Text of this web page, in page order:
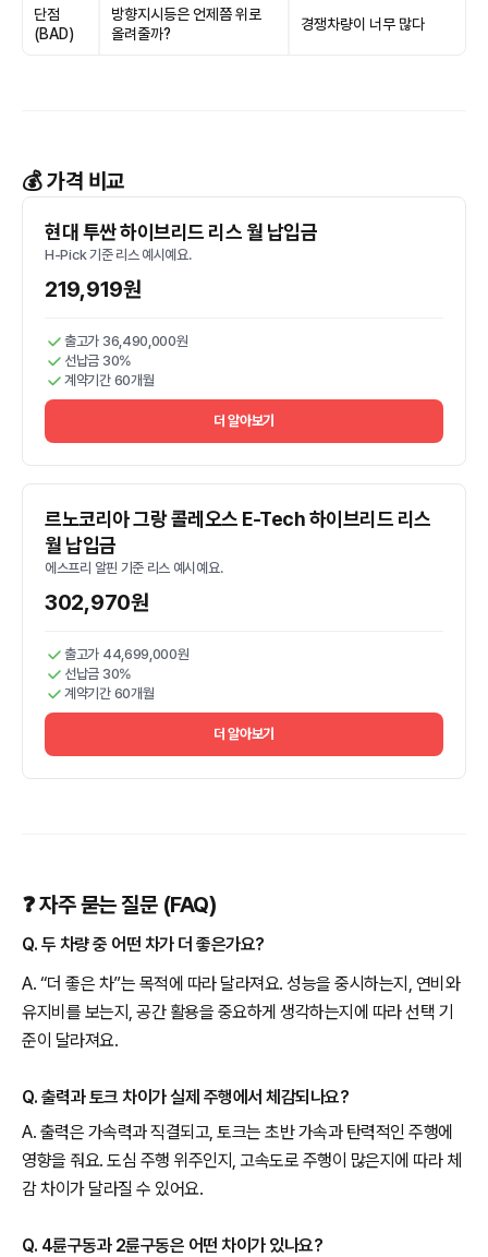
단점
(BAD)
방향지시등은 언제쯤 위로
올려줄까?
경쟁차량이 너무 많다
💰 가격 비교
현대 투싼 하이브리드 리스 월 납입금
H-Pick 기준 리스 예시예요.
219,919원
출고가 36,490,000원
선납금 30%
계약기간 60개월
더 알아보기
르노코리아 그랑 콜레오스 E-Tech 하이브리드 리스
월 납입금
에스프리 알핀 기준 리스 예시예요.
302,970원
출고가 44,699,000원
선납금 30%
계약기간 60개월
더 알아보기
❓ 자주 묻는 질문 (FAQ)
Q. 두 차량 중 어떤 차가 더 좋은가요?
A. “더 좋은 차”는 목적에 따라 달라져요. 성능을 중시하는지, 연비와
유지비를 보는지, 공간 활용을 중요하게 생각하는지에 따라 선택 기
준이 달라져요.
Q. 출력과 토크 차이가 실제 주행에서 체감되나요?
A. 출력은 가속력과 직결되고, 토크는 초반 가속과 탄력적인 주행에
영향을 줘요. 도심 주행 위주인지, 고속도로 주행이 많은지에 따라 체
감 차이가 달라질 수 있어요.
Q. 4륜구동과 2륜구동은 어떤 차이가 있나요?